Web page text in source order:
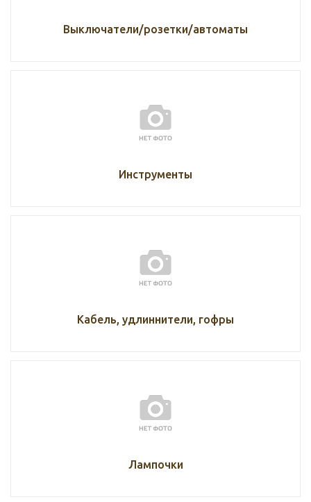
Выключатели/розетки/автоматы
Инструменты
Кабель, удлиннители, гофры
Лампочки